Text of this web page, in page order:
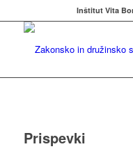
Inštitut Vita
Prispevki